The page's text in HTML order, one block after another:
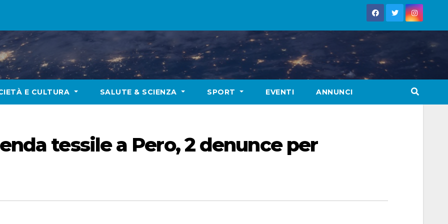
E CULTURA SALUTE & SCIENZA SPORT EVENTI ANNUNCI
tessile a Pero, 2 denunce per